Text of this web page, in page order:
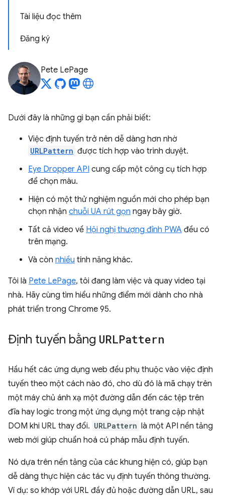
Tài liệu đọc thêm
Đăng ký
Pete LePage
Dưới đây là những gì bạn cần phải biết:
Việc định tuyến trở nên dễ dàng hơn nhờ
URLPattern được tích hợp vào trình duyệt.
Eye Dropper API cung cấp một công cụ tích hợp
để chọn màu.
Hiện có một thử nghiệm nguồn mới cho phép bạn
chọn nhận chuỗi UA rút gọn ngay bây giờ.
Tất cả video về Hội nghị thượng đỉnh PWA đều có
trên mạng.
Và còn nhiều tính năng khác.
Tôi là Pete LePage, tôi đang làm việc và quay video tại
nhà. Hãy cùng tìm hiểu những điểm mới dành cho nhà
phát triển trong Chrome 95.
Định tuyến bằng URLPattern
Hầu hết các ứng dụng web đều phụ thuộc vào việc định
tuyến theo một cách nào đó, cho dù đó là mã chạy trên
một máy chủ ánh xạ một đường dẫn đến các tệp trên
đĩa hay logic trong một ứng dụng một trang cập nhật
DOM khi URL thay đổi. URLPattern là một API nền tảng
web mới giúp chuẩn hoá cú pháp mẫu định tuyến.
Nó dựa trên nền tảng của các khung hiện có, giúp bạn
dễ dàng thực hiện các tác vụ định tuyến thông thường.
Ví dụ: so khớp với URL đầy đủ hoặc đường dẫn URL, sau